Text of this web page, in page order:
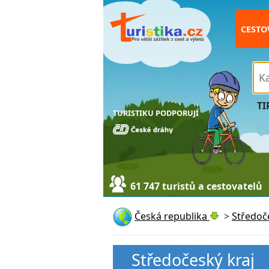
TURISTIKU PODPORUJÍ
61 747 turistů a cestovatelů
Česká republika >
Středočeský kraj